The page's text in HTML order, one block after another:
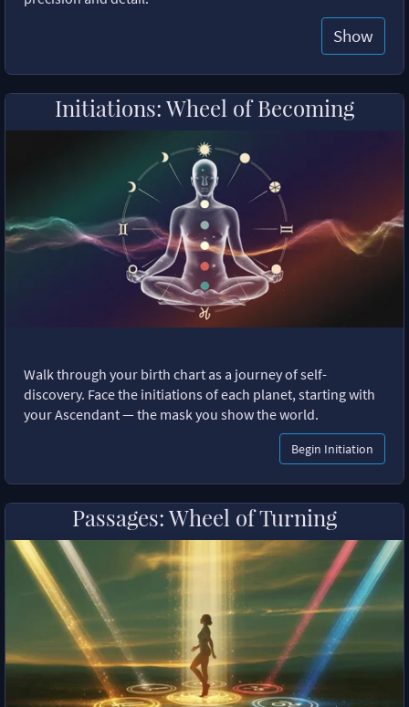
Show
Initiations: Wheel of Becoming
Walk through your birth chart as a journey of self-
discovery. Face the initiations of each planet, starting with
your Ascendant — the mask you show the world.
Begin Initiation
Passages: Wheel of Turning